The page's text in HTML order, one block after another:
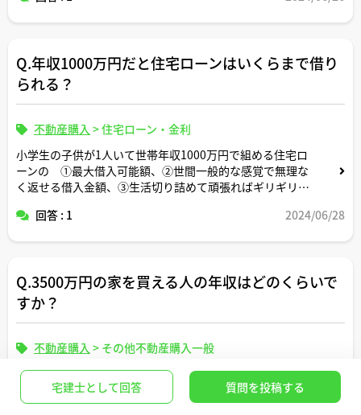
Q.年収1000万円だと住宅ローンはいくらまで借り
られる？
不動産購入 >住宅ローン・金利
小学生の子供が1人いて世帯年収1000万円で組める住宅ロ
ーンの ①最大借入可能額、②世間一般的な感覚で無理な
く返せる借入金額、③生活切り詰めて頑張ればギリギリ返
ださい。
回答 : 1 2024/06/28
Q.3500万円の家を買える人の年収はどのくらいで
すか？
不動産購入 > その他不動産購入一般
住宅ローンを組んで3500万円の家を買うには最低どのく
らいの世帯年収が必要ですか？家族構成が何人かによって
も変わるとは思いますが適当な形で毎月の支出条件を設定
宅建士として回答 質問を投稿する